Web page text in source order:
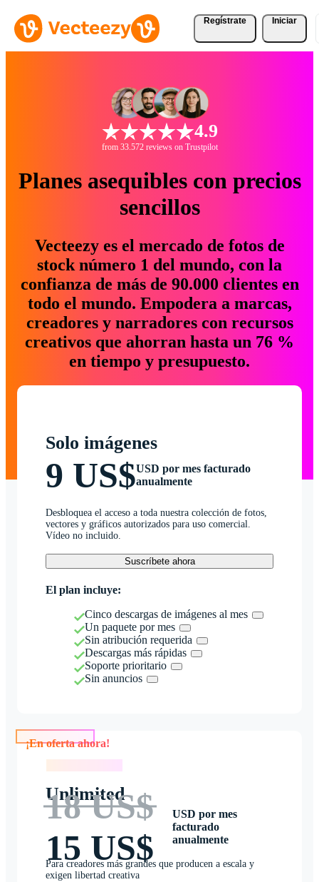
Regístrate Iniciar
4.9
from 33.572 reviews on Trustpilot
Planes asequibles con precios
sencillos
Vecteezy es el mercado de fotos de
stock número 1 del mundo, con la
confianza de más de 90.000 clientes en
todo el mundo. Empodera a marcas,
creadores y narradores con recursos
creativos que ahorran hasta un 76 %
en tiempo y presupuesto.
Solo imágenes
9 US$USD por mes facturado
anualmente
Desbloquea el acceso a toda nuestra colección de fotos,
vectores y gráficos autorizados para uso comercial.
Vídeo no incluido.
Suscríbete ahora
El plan incluye:
Cinco descargas de imágenes al mes
Un paquete por mes
Sin atribución requerida
Descargas más rápidas
Soporte prioritario
Sin anuncios
Unlimited
18 US$
15 US$
USD por mes
facturado
anualmente
Para creadores más grandes que producen a escala y
exigen libertad creativa